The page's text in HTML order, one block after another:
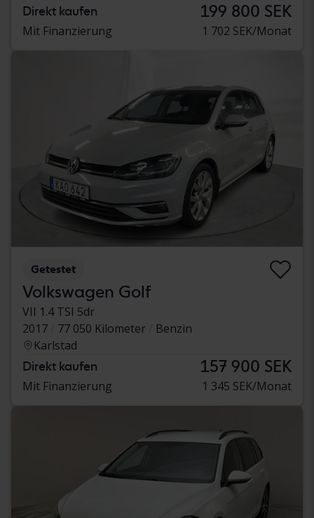
Direkt kaufen 199 800 SEK
Mit Finanzierung 1 702 SEK/Monat
Getestet
Volkswagen Golf
VII 1.4 TSI 5dr
2017
77 050 Kilometer
Benzin
Karlstad
Direkt kaufen 157 900 SEK
Mit Finanzierung 1 345 SEK/Monat